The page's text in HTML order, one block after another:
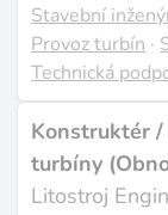
Stavební
Provoz turbín ·
Technická
Konstruktér
turbíny
Litostroj